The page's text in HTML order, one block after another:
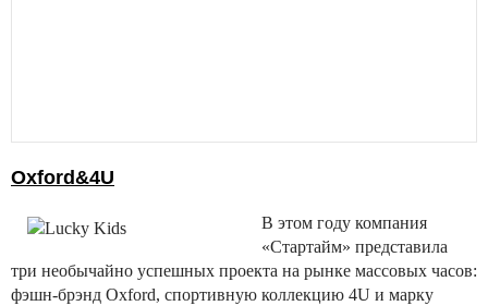
Oxford&4U
В этом году компания
«Стартайм» представила
три необычайно успешных проекта на рынке массовых часов:
фэшн-брэнд Oxford, спортивную коллекцию 4U и марку